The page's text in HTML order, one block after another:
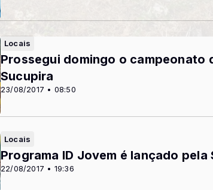
Locais
23/08/2017 • 08:50
Prossegui domingo o campeonato
Sucupira
Locais
22/08/2017 • 19:36
Programa ID Jovem é lançado pela